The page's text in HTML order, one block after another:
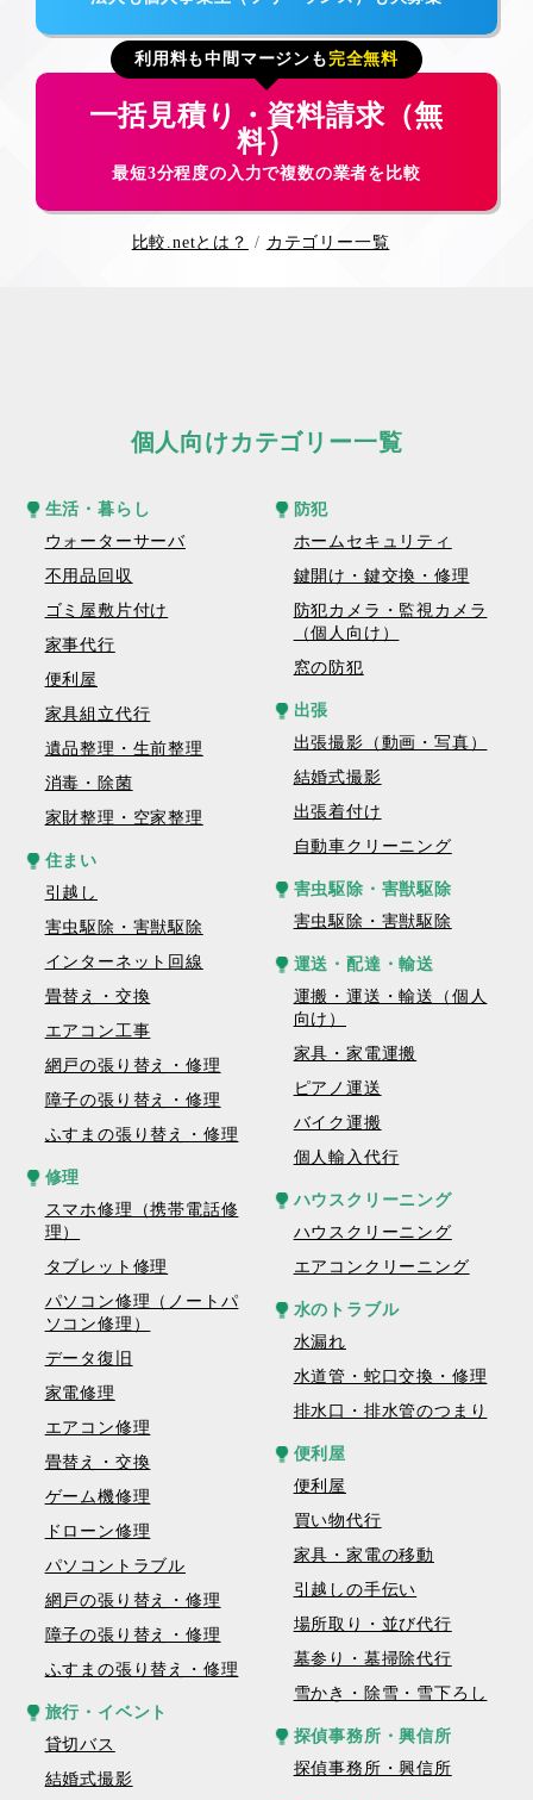
利用料も中間マージンも 完全無料
一括見積り・資料請求（無
料）
最短3分程度の入力で複数の業者を比較
比較.netとは？ カテゴリー一覧
個人向けカテゴリー一覧
生活・暮らし
ウォーターサーバ
不用品回収
ゴミ屋敷片付け
家事代行
便利屋
家具組立代行
遺品整理・生前整理
消毒・除菌
家財整理・空家整理
住まい
引越し
害虫駆除・害獣駆除
インターネット回線
畳替え・交換
エアコン工事
網戸の張り替え・修理
障子の張り替え・修理
ふすまの張り替え・修理
修理
スマホ修理（携帯電話修
理）
タブレット修理
パソコン修理（ノートパ
ソコン修理）
データ復旧
家電修理
エアコン修理
畳替え・交換
ゲーム機修理
ドローン修理
パソコントラブル
網戸の張り替え・修理
障子の張り替え・修理
ふすまの張り替え・修理
旅行・イベント
貸切バス
結婚式撮影
防犯
ホームセキュリティ
鍵開け・鍵交換・修理
防犯カメラ・監視カメラ
（個人向け）
窓の防犯
出張
出張撮影（動画・写真）
結婚式撮影
出張着付け
自動車クリーニング
害虫駆除・害獣駆除
害虫駆除・害獣駆除
運送・配達・輸送
運搬・運送・輸送（個人
向け）
家具・家電運搬
ピアノ運送
バイク運搬
個人輸入代行
ハウスクリーニング
ハウスクリーニング
エアコンクリーニング
水のトラブル
水漏れ
水道管・蛇口交換・修理
排水口・排水管のつまり
便利屋
便利屋
買い物代行
家具・家電の移動
引越しの手伝い
場所取り・並び代行
墓参り・墓掃除代行
雪かき・除雪・雪下ろし
探偵事務所・興信所
探偵事務所・興信所